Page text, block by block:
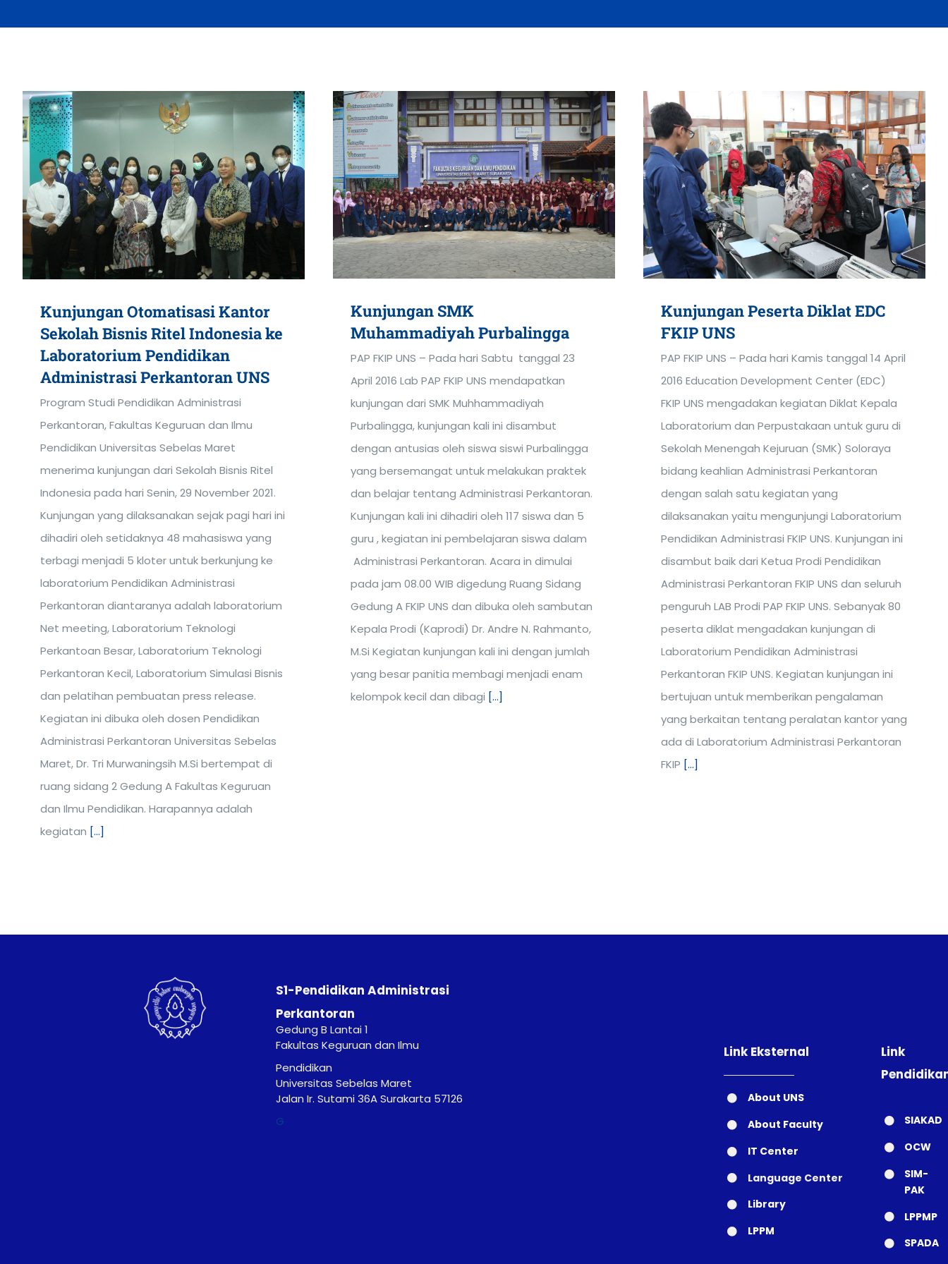
Kunjungan Otomatisasi Kantor
Sekolah Bisnis Ritel Indonesia ke
Laboratorium Pendidikan
Administrasi Perkantoran UNS
Program Studi Pendidikan Administrasi
Perkantoran, Fakultas Keguruan dan Ilmu
Pendidikan Universitas Sebelas Maret
menerima kunjungan dari Sekolah Bisnis Ritel
Indonesia pada hari Senin, 29 November 2021.
Kunjungan yang dilaksanakan sejak pagi hari ini
dihadiri oleh setidaknya 48 mahasiswa yang
terbagi menjadi 5 kloter untuk berkunjung ke
laboratorium Pendidikan Administrasi
Perkantoran diantaranya adalah laboratorium
Net meeting, Laboratorium Teknologi
Perkantoan Besar, Laboratorium Teknologi
Perkantoran Kecil, Laboratorium Simulasi Bisnis
dan pelatihan pembuatan press release.
Kegiatan ini dibuka oleh dosen Pendidikan
Administrasi Perkantoran Universitas Sebelas
Maret, Dr. Tri Murwaningsih M.Si bertempat di
ruang sidang 2 Gedung A Fakultas Keguruan
dan Ilmu Pendidikan. Harapannya adalah
kegiatan [...]
Kunjungan SMK
Muhammadiyah Purbalingga
PAP FKIP UNS – Pada hari Sabtu tanggal 23
April 2016 Lab PAP FKIP UNS mendapatkan
kunjungan dari SMK Muhhammadiyah
Purbalingga, kunjungan kali ini disambut
dengan antusias oleh siswa siswi Purbalingga
yang bersemangat untuk melakukan praktek
dan belajar tentang Administrasi Perkantoran.
Kunjungan kali ini dihadiri oleh 117 siswa dan 5
guru , kegiatan ini pembelajaran siswa dalam
Administrasi Perkantoran. Acara in dimulai
pada jam 08.00 WIB digedung Ruang Sidang
Gedung A FKIP UNS dan dibuka oleh sambutan
Kepala Prodi (Kaprodi) Dr. Andre N. Rahmanto,
M.Si Kegiatan kunjungan kali ini dengan jumlah
yang besar panitia membagi menjadi enam
kelompok kecil dan dibagi [...]
Kunjungan Peserta Diklat EDC
FKIP UNS
PAP FKIP UNS – Pada hari Kamis tanggal 14 April
2016 Education Development Center (EDC)
FKIP UNS mengadakan kegiatan Diklat Kepala
Laboratorium dan Perpustakaan untuk guru di
Sekolah Menengah Kejuruan (SMK) Soloraya
bidang keahlian Administrasi Perkantoran
dengan salah satu kegiatan yang
dilaksanakan yaitu mengunjungi Laboratorium
Pendidikan Administrasi FKIP UNS. Kunjungan ini
disambut baik dari Ketua Prodi Pendidikan
Administrasi Perkantoran FKIP UNS dan seluruh
penguruh LAB Prodi PAP FKIP UNS. Sebanyak 80
peserta diklat mengadakan kunjungan di
Laboratorium Pendidikan Administrasi
Perkantoran FKIP UNS. Kegiatan kunjungan ini
bertujuan untuk memberikan pengalaman
yang berkaitan tentang peralatan kantor yang
ada di Laboratorium Administrasi Perkantoran
FKIP [...]
S1-Pendidikan Administrasi
Perkantoran
Gedung B Lantai 1
Fakultas Keguruan dan Ilmu
Pendidikan
Universitas Sebelas Maret
Jalan Ir. Sutami 36A Surakarta 57126
G
Link Eksternal
About UNS
About Faculty
IT Center
Language Center
Library
LPPM
Link
SIAKAD
OCW
SIM-
PAK
LPPMP
SPADA